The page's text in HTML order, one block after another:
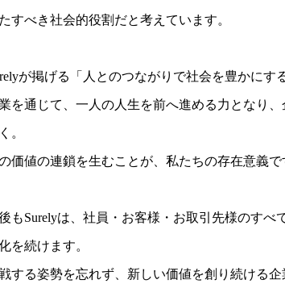
すべき社会的役割だと考えています。
が掲げる「人とのつながりで社会を豊かにす
を通じて、一人の人生を前へ進める力となり
。
価値の連鎖を生むことが、私たちの存在意義で
もSurelyは、社員・お客様・お取引先様のす
を続けます。
する姿勢を忘れず、新しい価値を創り続ける